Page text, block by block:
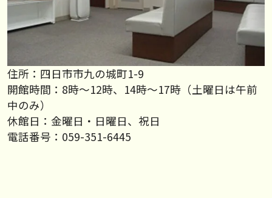
住所：四日市市九の城町1-9
開館時間：8時～12時、14時～17時（土曜日は午前
中のみ）
休館日：金曜日・日曜日、祝日
電話番号：059-351-6445